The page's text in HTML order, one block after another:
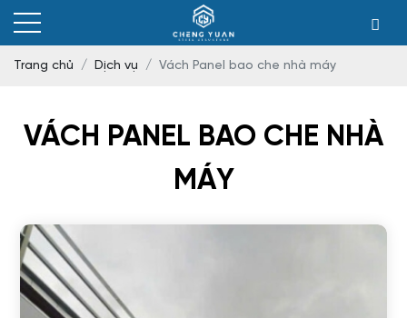
Trang chủ Dịch vụ Vách Panel bao che nhà máy
VÁCH PANEL BAO CHE NHÀ
MÁY